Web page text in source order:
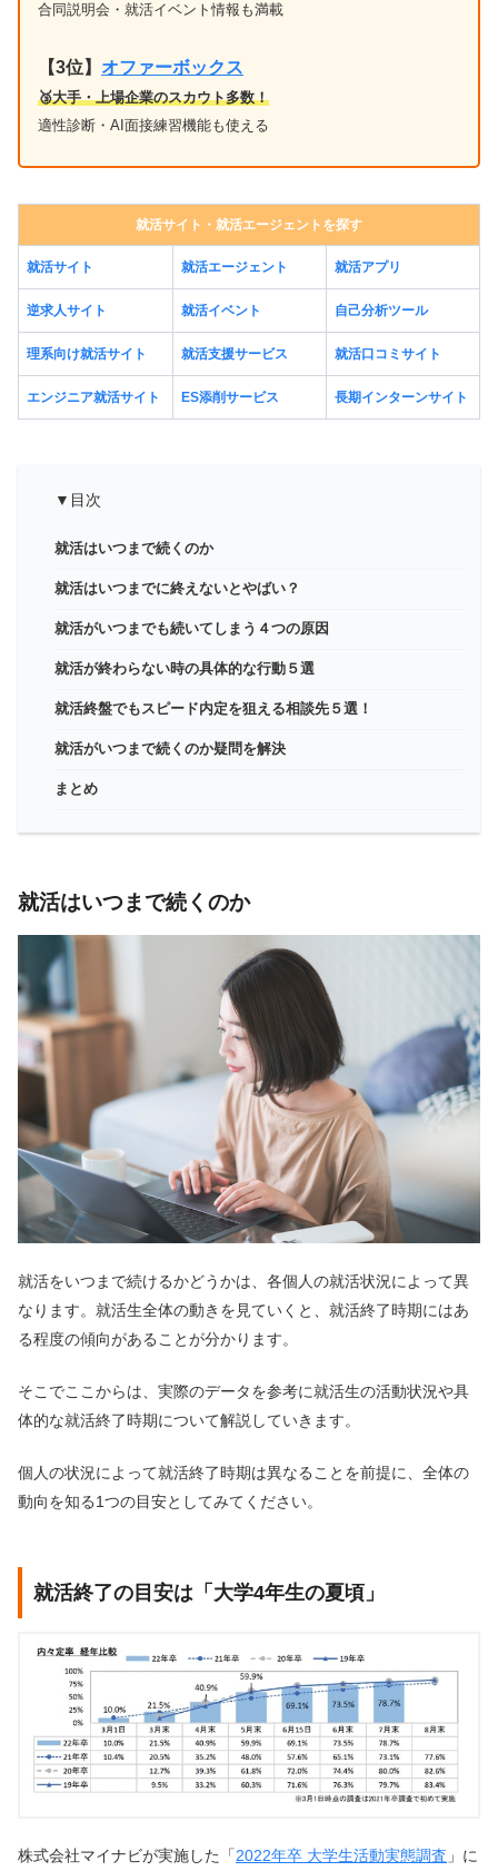
合同説明会・就活イベント情報も満載
【3位】 オファーボックス
🥉大手・上場企業のスカウト多数！
適性診断・AI面接練習機能も使える
就活サイト・就活エージェントを探す
就活サイト 就活エージェント 就活アプリ
逆求人サイト 就活イベント 自己分析ツール
理系向け就活サイト 就活支援サービス 就活口コミサイト
エンジニア就活サイト ES添削サービス 長期インターンサイト
▼目次
就活はいつまで続くのか
就活はいつまでに終えないとやばい？
就活がいつまでも続いてしまう４つの原因
就活が終わらない時の具体的な行動５選
就活終盤でもスピード内定を狙える相談先５選！
就活がいつまで続くのか疑問を解決
まとめ
就活はいつまで続くのか
就活をいつまで続けるかどうかは、各個人の就活状況によって異
なります。就活生全体の動きを見ていくと、就活終了時期にはあ
る程度の傾向があることが分かります。
そこでここからは、実際のデータを参考に就活生の活動状況や具
体的な就活終了時期について解説していきます。
個人の状況によって就活終了時期は異なることを前提に、全体の
動向を知る1つの目安としてみてください。
就活終了の目安は「大学4年生の夏頃」
株式会社マイナビが実施した「2022年卒 大学生活動実態調査 」に